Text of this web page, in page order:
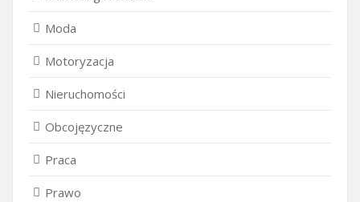
Moda
Motoryzacja
Nieruchomości
Obcojęzyczne
Praca
Prawo